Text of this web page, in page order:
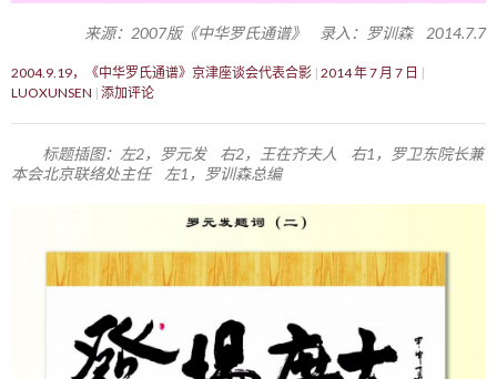
来源：2007版《中华罗氏通谱》 录入：罗训森 2014.7.7
2004.9.19，《中华罗氏通谱》京津座谈会代表合影 2014 年 7 月 7 日
LUOXUNSEN 添加评论
标题插图：左2，罗元发 右2，王在齐夫人 右1，罗卫东院长兼
本会北京联络处主任 左1，罗训森总编